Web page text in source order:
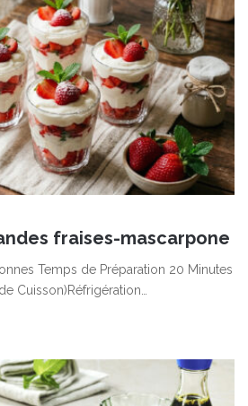
fraises-mascarpone
Temps de Préparation 20 Minutes
Cuisson)Réfrigération…